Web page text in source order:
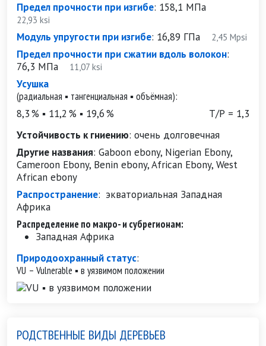
Предел прочности при изгибе: 158,1 МПа
22,93 ksi
Модуль упругости при изгибе: 16,89 ГПа 2,45 Mpsi
Предел прочности при сжатии вдоль волокон:
76,3 МПа 11,07 ksi
Усушка
(радиальная ▪ тангенциальная ▪ объёмная):
8,3 % ▪ 11,2 % ▪ 19,6 %
Т/Р = 1,3
Устойчивость к гниению: очень долговечная
Другие названия: Gaboon ebony, Nigerian Ebony,
Cameroon Ebony, Benin ebony, African Ebony, West
African ebony
Распространение: экваториальная Западная
Африка
Распределение по макро- и субрегионам:
Западная Африка
Природоохранный статус:
VU – Vulnerable ▪ в уязвимом положении
РОДСТВЕННЫЕ ВИДЫ ДЕРЕВЬЕВ